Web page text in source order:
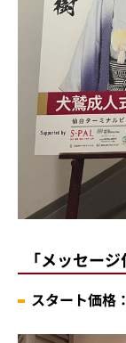
「メッセー
スタート価格